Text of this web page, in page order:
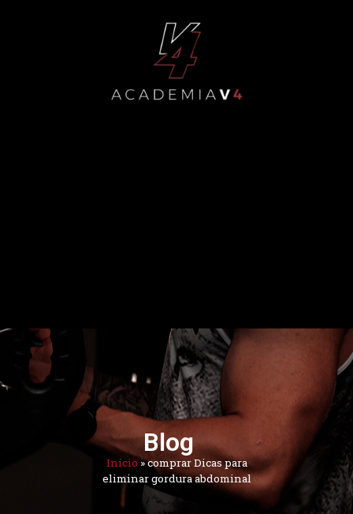
Blog
Início»comprar Dicas para
eliminar gordura abdominal